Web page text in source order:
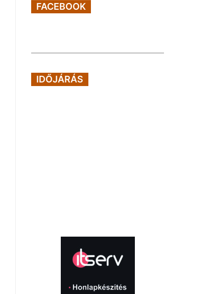
FACEBOOK
IDŐJÁRÁS